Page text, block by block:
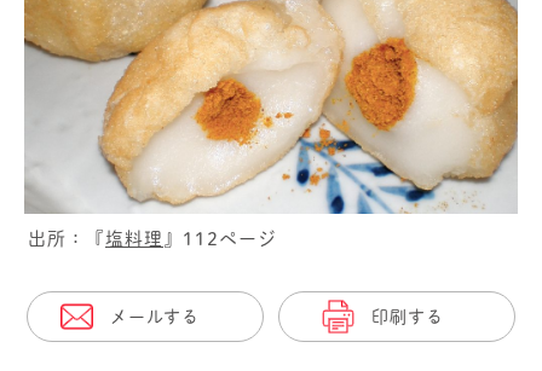
出所：『塩料理 』112ページ
メールする 印刷する